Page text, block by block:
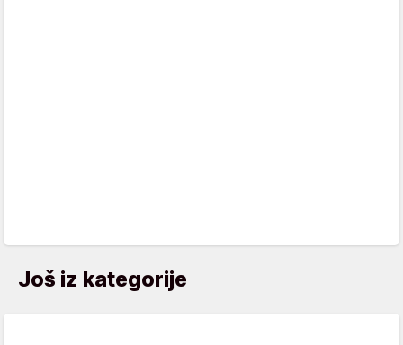
Još iz kategorije